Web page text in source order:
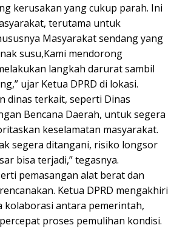
kerusakan yang cukup parah. Ini
terutama untuk
Masyarakat sendang yang
susu,Kami mendorong
langkah darurat sambil
ujar Ketua DPRD di lokasi.
dinas terkait, seperti Dinas
Bencana Daerah, untuk segera
keselamatan masyarakat.
segera ditangani, risiko longsor
bisa terjadi,” tegasnya.
pemasangan alat berat dan
Ketua DPRD mengakhiri
kolaborasi antara pemerintah,
proses pemulihan kondisi.